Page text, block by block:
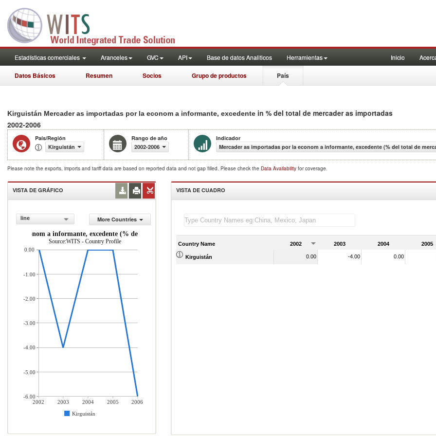
Estadísticas comerciales Aranceles GVC API Base de datos Analiticos Herramientas Inicio
Datos Básicos Resumen Socios Grupo de productos País
Kirguistán Mercader as importadas por la econom a informante, excedente in % del total de mercader as importadas
2002-2006
País/Región
Kirguistán
Rango de año
2002-2006
Indicador
Mercader as importadas por la econom a informante, excedente (% del total de
Please note the exports, imports and tariff data are based on reported data and not gap filled. Please check the Data Availability for coverage.
VISTA DE GRÁFICO
line
More Countries
por la econom a informante, excedente (% del total de mercader as importadas)
Source:WITS - Country Profile
2002 2003 2004 2005
2006
Kirguistán
0.00
-1.00
-2.00
-3.00
-4.00
-5.00
-6.00
VISTA DE CUADRO
Country Name 2002 2003 2004 2005
Kirguistán 0.00 -4.00 0.00